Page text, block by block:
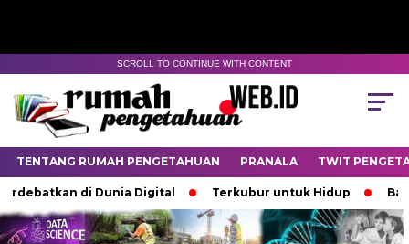
SCROLL TO CONTINUE WITH CONTENT
TENTANG RUMAH PENGETAHUAN PRANALA TWIT
di Dunia Digital Terkubur untuk Hidup Batas yang